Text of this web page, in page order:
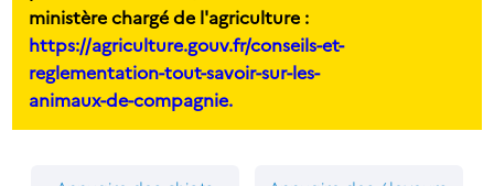
ministère chargé de l'agriculture :
https://agriculture.gouv.fr/conseils-et-
reglementation-tout-savoir-sur-les-
animaux-de-compagnie.